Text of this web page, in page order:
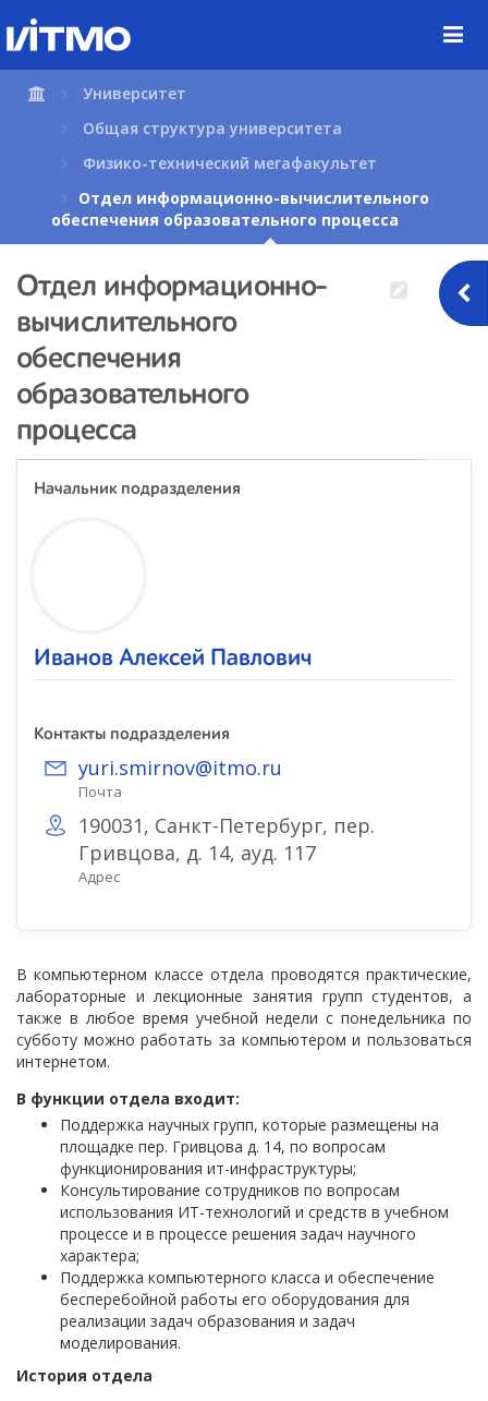
содержимому
страницы.
Университет
Общая структура университета
Физико-технический мегафакультет
Отдел информационно-вычислительного
обеспечения образовательного процесса
Отдел информационно-
вычислительного
обеспечения
образовательного
процесса
Начальник подразделения
Иванов Алексей Павлович
Контакты подразделения
yuri.smirnov@itmo.ru
Почта
190031, Санкт-Петербург, пер.
Гривцова, д. 14, ауд. 117
Адрес
В компьютерном классе отдела проводятся практические,
лабораторные и лекционные занятия групп студентов, а
также в любое время учебной недели с понедельника по
субботу можно работать за компьютером и пользоваться
интернетом.
В функции отдела входит:
Поддержка научных групп, которые размещены на
площадке пер. Гривцова д. 14, по вопросам
функционирования ит-инфраструктуры;
Консультирование сотрудников по вопросам
использования ИТ-технологий и средств в учебном
процессе и в процессе решения задач научного
характера;
Поддержка компьютерного класса и обеспечение
бесперебойной работы его оборудования для
реализации задач образования и задач
моделирования.
История отдела